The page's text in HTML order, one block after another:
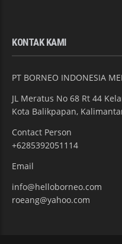
KONTAK KAMI
PT BORNEO INDONESIA
JL Meratus No 68 Rt 44
Kota Balikpapan,
Contact Person
+6285392051114
Email
info@helloborneo.com
roeang@yahoo.com